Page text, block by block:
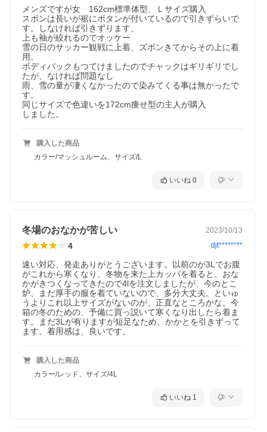
メンズですが女　162cm標準体型、Ｌサイズ購入
スボンは長いが裾にボタンが付いているので引きずらいで
す。しなければ引きずります、
上も袖が絞れるのでオッケー
雪の日のサッカー観戦に上着、ズボンきてからその上に着
用。
ボディバックもつてけましたのでチャックはギリギリでし
たが、なければ問題なし
雨、雪の量が凄くなかったので染みてくる事は無かったで
す。
同じサイズで色違いを172cm痩せ型の主人が購入
しました。
購入した商品
カラー/マッシュルーム、サイズ/L
いいね 0
冬場のおなかが苦しい 2023/10/13
4 djt********
速い対応、発走ありがとうございます。以前のが3Lでお腹
がこれから寒くなり、冬物を来た上カッパを着ると、おな
かがきつくなってきたので4lを注文しましたが、今のとこ
炉、まだ厚手の服を着ていないので、多分大丈夫。といゅ
うよりこれ以上サイズがないのが、正直なところかな。今
箱の冬のための、予備に買っ説いて寒くなり出したら着ま
す。まだ3Lが有りますが短足なため、かかとを引きずって
購入した商品
カラー/レッド、サイズ/4L
いいね 1